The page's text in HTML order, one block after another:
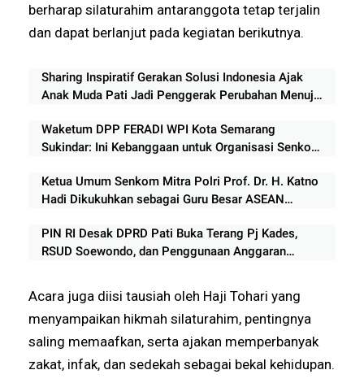
berharap silaturahim antaranggota tetap terjalin
dan dapat berlanjut pada kegiatan berikutnya.
Sharing Inspiratif Gerakan Solusi Indonesia Ajak
Anak Muda Pati Jadi Penggerak Perubahan Menuju
Waketum DPP FERADI WPI Kota Semarang
Sukindar: Ini Kebanggaan untuk Organisasi Senkom
Ketua Umum Senkom Mitra Polri Prof. Dr. H. Katno
Hadi Dikukuhkan sebagai Guru Besar ASEAN
PIN RI Desak DPRD Pati Buka Terang Pj Kades,
RSUD Soewondo, dan Penggunaan Anggaran
Acara juga diisi tausiah oleh Haji Tohari yang
menyampaikan hikmah silaturahim, pentingnya
saling memaafkan, serta ajakan memperbanyak
zakat, infak, dan sedekah sebagai bekal kehidupan.